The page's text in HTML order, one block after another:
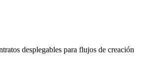
desplegables para flujos de creación